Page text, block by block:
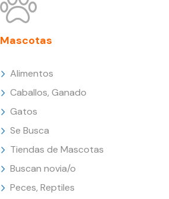
Mascotas
Alimentos
Caballos, Ganado
Gatos
Se Busca
Tiendas de Mascotas
Buscan novia/o
Peces, Reptiles